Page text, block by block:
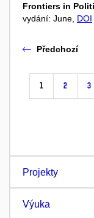
Frontiers in
vydání: June, DOI
Předchozí
1 2 3
Projekty
Výuka